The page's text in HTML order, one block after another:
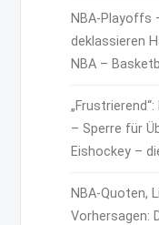
NBA-Playoffs
deklassieren
NBA –
– Sperre für
Eishockey –
NBA-Quoten,
Vorhersagen: